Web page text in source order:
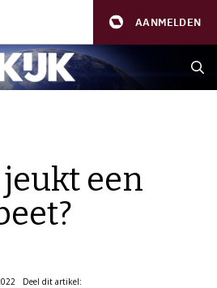
AANMELDEN
een
Deel dit artikel: